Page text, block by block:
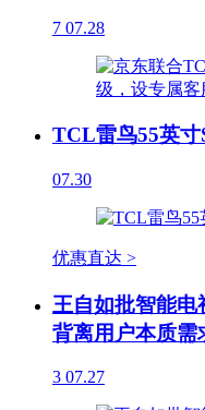
7 07.28
TCL雷鸟55英寸
07.30
优惠直达 >
王自如批智能
背离用户本质需
3 07.27